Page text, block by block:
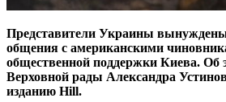
Представители Украины
общения с американскими
общественной поддержки Киева. Об
Верховной рады Александра
изданию Hill.